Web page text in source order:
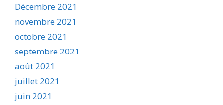
Décembre 2021
novembre 2021
octobre 2021
septembre 2021
août 2021
juillet 2021
juin 2021